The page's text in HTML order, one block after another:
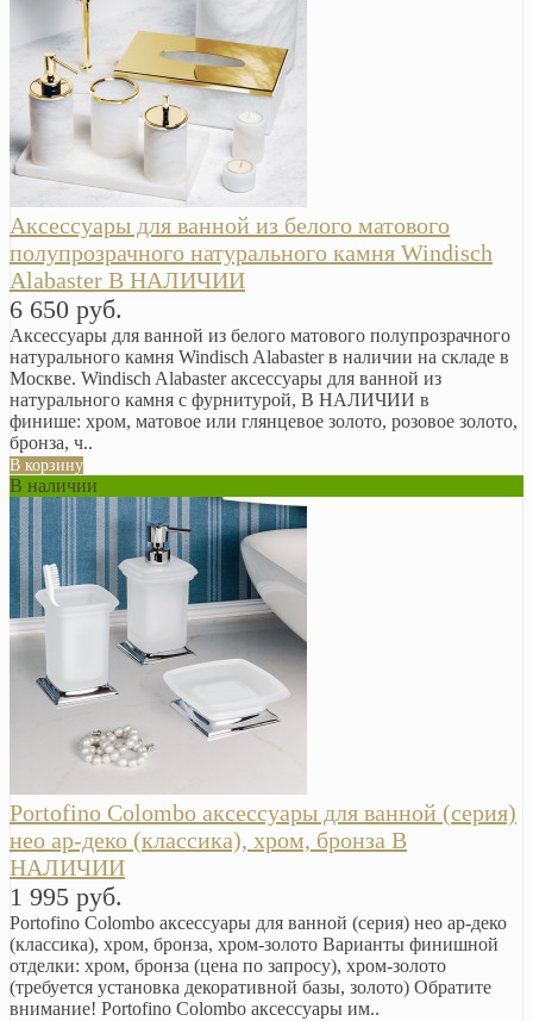
Аксессуары для ванной из белого матового
полупрозрачного натурального камня Windisch
Alabaster В НАЛИЧИИ
6 650 руб.
Аксессуары для ванной из белого матового полупрозрачного
натурального камня Windisch Alabaster в наличии на складе в
Москве. Windisch Alabaster аксессуары для ванной из
натурального камня с фурнитурой, В НАЛИЧИИ в
финише: хром, матовое или глянцевое золото, розовое золото,
бронза, ч..
В корзину
В наличии
Portofino Colombo аксессуары для ванной (серия)
нео ар-деко (классика), хром, бронза В
НАЛИЧИИ
1 995 руб.
Portofino Colombo аксессуары для ванной (серия) нео ар-деко
(классика), хром, бронза, хром-золото Варианты финишной
отделки: хром, бронза (цена по запросу), хром-золото
(требуется установка декоративной базы, золото) Обратите
внимание! Portofino Colombo аксессуары им..